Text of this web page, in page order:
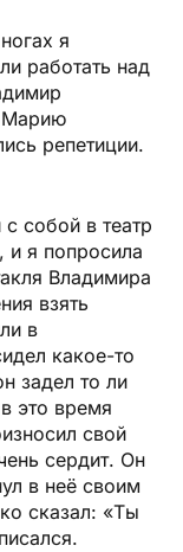
я
работать над
Марию
репетиции.
собой в театр
и я попросила
Владимира
взять
в
какое-то
задел то ли
это время
свой
сердит. Он
в неё своим
сказал: «Ты